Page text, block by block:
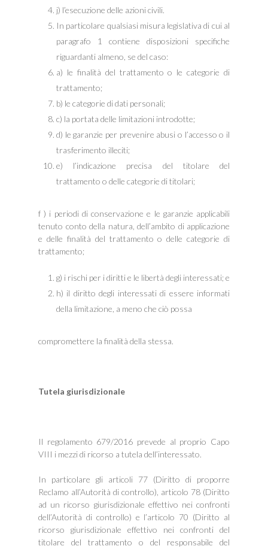
j) l’esecuzione delle azioni civili.
In particolare qualsiasi misura legislativa di cui al
paragrafo 1 contiene disposizioni specifiche
riguardanti almeno, se del caso:
a) le finalità del trattamento o le categorie di
trattamento;
b) le categorie di dati personali;
c) la portata delle limitazioni introdotte;
d) le garanzie per prevenire abusi o l’accesso o il
trasferimento illeciti;
e) l’indicazione precisa del titolare del
trattamento o delle categorie di titolari;
f ) i periodi di conservazione e le garanzie applicabili
tenuto conto della natura, dell’ambito di applicazione
e delle finalità del trattamento o delle categorie di
trattamento;
g) i rischi per i diritti e le libertà degli interessati; e
h) il diritto degli interessati di essere informati
della limitazione, a meno che ciò possa
compromettere la finalità della stessa.
Tutela giurisdizionale
Il regolamento 679/2016 prevede al proprio Capo
VIII i mezzi di ricorso a tutela dell’interessato.
In particolare gli articoli 77 (Diritto di proporre
Reclamo all’Autorità di controllo), articolo 78 (Diritto
ad un ricorso giurisdizionale effettivo nei confronti
dell’Autorità di controllo) e l’articolo 70 (Diritto al
ricorso giurisdizionale effettivo nei confronti del
titolare del trattamento o del responsabile del